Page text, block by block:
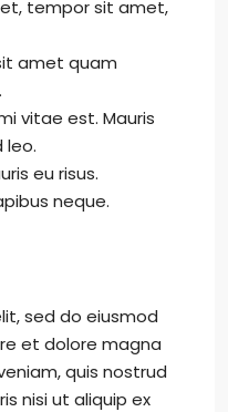
tempor sit amet,
amet quam
vitae est. Mauris
leo.
eu risus.
neque.
sed do eiusmod
et dolore magna
quis nostrud
nisi ut aliquip ex